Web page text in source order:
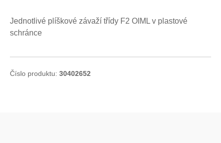
Jednotlivé plíškové závaží třídy F2 OIML v plastové
schránce
Číslo produktu: 30402652